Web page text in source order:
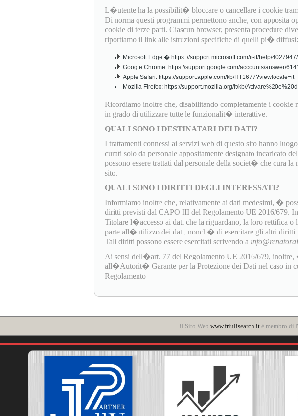
L�utente ha la possibilit� bloccare o cancellare i cookie
Di norma questi programmi permettono anche, con apposita
cookie di terze parti. Ciascun browser, presenta procedure
riportiamo il link alle istruzioni specifiche di quelli pi� diffusi:
Microsoft Edge:� https: //support.microsoft.com/it-it/help/
Google Chrome: https://support.google.com/accounts/answer/
Apple Safari: https://support.apple.com/kb/
Mozilla Firefox: https://support.mozilla.org/it/kb/
Ricordiamo inoltre che, disabilitando completamente i cookie
in grado di utilizzare tutte le funzionalit� interattive.
QUALI SONO I DESTINATARI DEI DATI?
I trattamenti connessi ai servizi web di questo sito hanno
curati solo da personale appositamente designato incaricato
possono essere trattati dal personale della societ� che cura la
sito.
QUALI SONO I DIRITTI DEGLI INTERESSATI?
Informiamo inoltre che, relativamente ai dati medesimi, �
diritti previsti dal CAPO III del Regolamento UE 2016/679.
Titolare l�accesso ai dati che la riguardano, la loro rettifica o
parte all�utilizzo dei dati, nonch� di esercitare gli altri diritti
Tali diritti possono essere esercitati scrivendo a
Ai sensi dell�art. 77 del Regolamento UE 2016/679,
all�Autorit� Garante per la Protezione dei Dati nel caso in
Regolamento
il Sito Web www.friulisearch.it è membro di